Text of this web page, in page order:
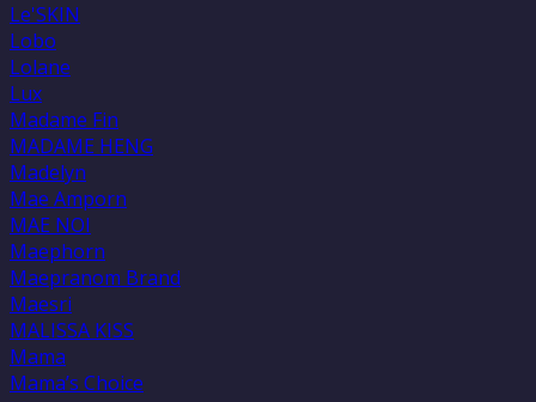
Le'SKIN
Lobo
Lolane
Lux
Madame Fin
MADAME HENG
Madelyn
Mae Amporn
MAE NOI
Maephorn
Maepranom Brand
Maesri
MALISSA KISS
Mama
Mama’s Choice